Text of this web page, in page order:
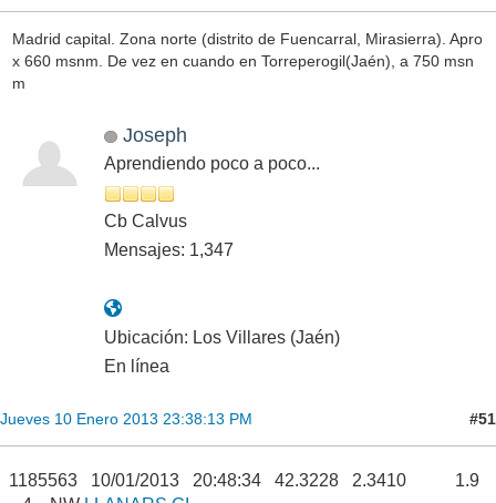
Madrid capital. Zona norte (distrito de Fuencarral, Mirasierra). Apro
x 660 msnm. De vez en cuando en Torreperogil(Jaén), a 750 msn
m
Joseph
Aprendiendo poco a poco...
Cb Calvus
Mensajes: 1,347
Ubicación: Los Villares (Jaén)
En línea
Jueves 10 Enero 2013 23:38:13 PM #51
1185563 10/01/2013 20:48:34 42.3228 2.3410 1.9